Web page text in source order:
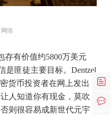
络
存有价值约5800万美元
是匪徒主要目标。Dentzel
货币投资者在网上发出
人知道你有现金，莫吹
则很容易成新世代元宇